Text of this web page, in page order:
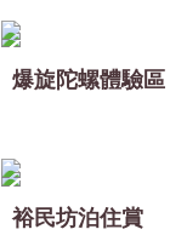
爆旋陀螺體驗區
裕民坊泊住賞